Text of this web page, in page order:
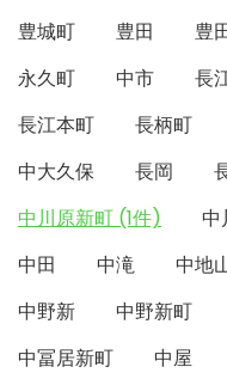
豊城町
豊田 豊
永久町
中市 長
長江本町
長柄町
中大久保
長岡
中川原新町 (1件)
中
中田
中滝 中地
中野新
中野新町
中冨居新町
中屋